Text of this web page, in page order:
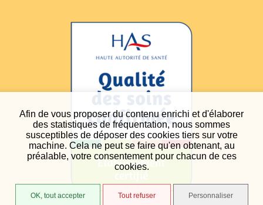
Afin de vous proposer du contenu enrichi et d'élaborer
des statistiques de fréquentation, nous sommes
susceptibles de déposer des cookies tiers sur votre
machine. Cela ne peut se faire qu'en obtenant, au
préalable, votre consentement pour chacun de ces
cookies.
OK, tout accepter Tout refuser Personnaliser